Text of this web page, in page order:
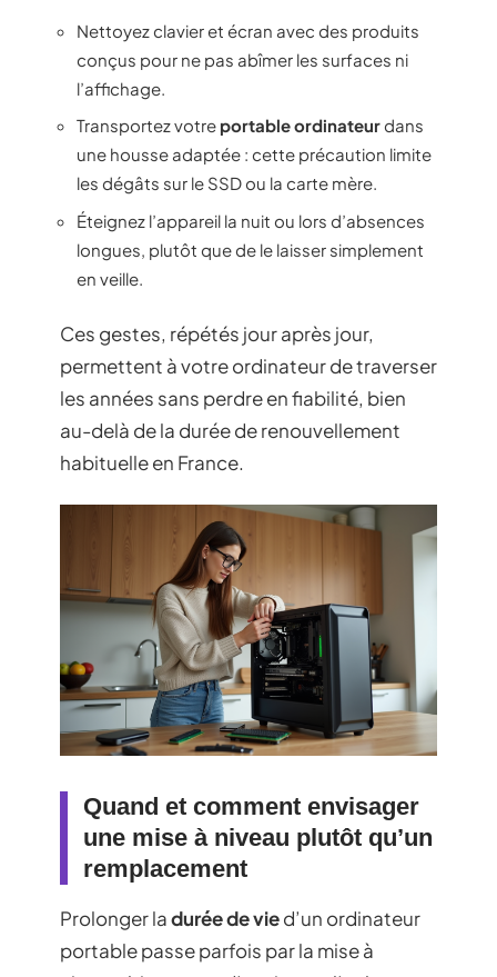
Nettoyez clavier et écran avec des produits
conçus pour ne pas abîmer les surfaces ni
l’affichage.
Transportez votre portable ordinateurdans
une housse adaptée : cette précaution limite
les dégâts sur le SSD ou la carte mère.
Éteignez l’appareil la nuit ou lors d’absences
longues, plutôt que de le laisser simplement
en veille.
Ces gestes, répétés jour après jour,
permettent à votre ordinateur de traverser
les années sans perdre en fiabilité, bien
au-delà de la durée de renouvellement
habituelle en France.
Quand et comment envisager
une mise à niveau plutôt qu’un
remplacement
Prolonger ladurée de vied’un ordinateur
portable passe parfois par la mise à